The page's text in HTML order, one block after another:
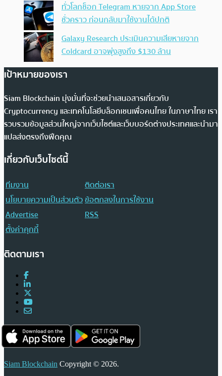
ทั่วโลกช็อก Telegram หายจาก App Store
ชั่วคราว ก่อนกลับมาใช้งานได้ปกติ
Galaxy Research ประเมินความเสียหายจาก
Coldcard อาจพุ่งสูงถึง $130 ล้าน
เป้าหมายของเรา
Siam Blockchain มุ่งมั่นที่จะช่วยนำเสนอสารเกี่ยวกับ
Cryptocurrency และเทคโนโลยีบล็อกเชนเพื่อคนไทย ในภาษาไทย เรา
รวบรวมข้อมูลส่วนใหญ่จากเว็บไซต์และเว็บบอร์ดต่างประเทศและนำมา
แปลส่งตรงถึงฟีดคุณ
เกี่ยวกับเว็บไซต์นี้
ทีมงาน
ติดต่อเรา
นโยบายความเป็นส่วนตัวข้อตกลงในการใช้งาน
Advertise
RSS
ตั้งค่าคุกกี้
ติดตามเรา
Siam Blockchain Copyright © 2026.